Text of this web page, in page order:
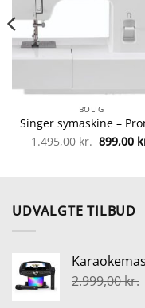
BOLIG
1.495,00kr. Den
899,00
UDVALGTE TILBUD
2.999,00kr.